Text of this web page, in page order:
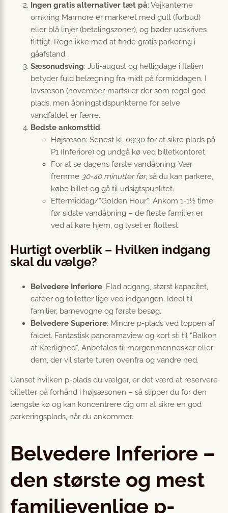
Ingen gratis alternativer tæt på: Vejkanterne
omkring Marmore er markeret med gult (forbud)
eller blå linjer (betalingszoner), og bøder udskrives
flittigt. Regn ikke med at finde gratis parkering i
gåafstand.
Sæsonudsving: Juli-august og helligdage i Italien
betyder fuld belægning fra midt på formiddagen. I
lavsæson (november-marts) er der som regel god
plads, men åbningstidspunkterne for selve
vandfaldet er færre.
Bedste ankomsttid:
Højsæson: Senest kl. 09:30 for at sikre plads på
P1 (Inferiore) og undgå kø ved billetkontoret.
For at se dagens første vandåbning: Vær
fremme 30-40 minutter før, så du kan parkere,
købe billet og gå til udsigtspunktet.
Eftermiddag/”Golden Hour”: Ankom 1-1½ time
før sidste vandåbning – de fleste familier er
ved at køre hjem, og lyset er flottest.
Hurtigt overblik – Hvilken indgang
skal du vælge?
Belvedere Inferiore: Flad adgang, størst kapacitet,
caféer og toiletter lige ved indgangen. Ideel til
familier, barnevogne og første besøg.
Belvedere Superiore: Mindre p-plads ved toppen af
faldet. Fantastisk panoramaview og kort sti til “Balkon
af Kærlighed”. Anbefales til morgenmennesker eller
dem, der vil starte turen ovenfra og vandre ned.
Uanset hvilken p-plads du vælger, er det værd at reservere
billetter på forhånd i højsæsonen – så slipper du for den
længste kø og kan koncentrere dig om at sikre en god
parkeringsplads, når du ankommer.
Belvedere Inferiore –
den største og mest
familievenlige p-